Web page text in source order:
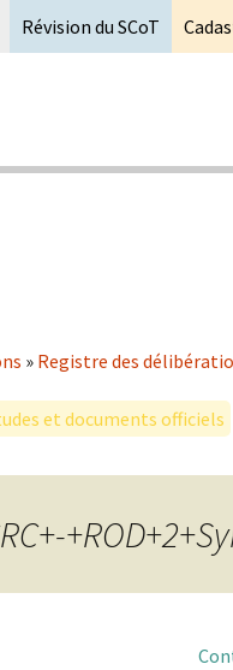
Révision du SCoT
» Registre des
et documents officiels